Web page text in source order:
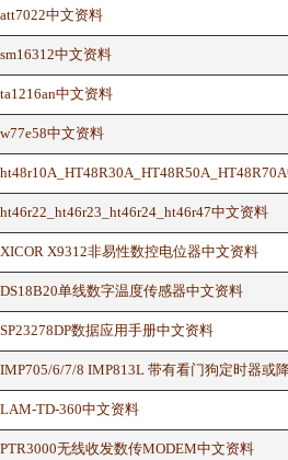
att7022中文资料
sm16312中文资料
ta1216an中文资料
w77e58中文资料
ht46r22_ht46r23_ht46r24_ht46r47中文资料
XICOR X9312非易性数控电位器中文资料
DS18B20单线数字温度传感器中文资料
SP23278DP数据应用手册中文资料
IMP705/6/7/8 IMP813L 带有看门狗定时器或
LAM-TD-360中文资料
PTR3000无线收发数传MODEM中文资料